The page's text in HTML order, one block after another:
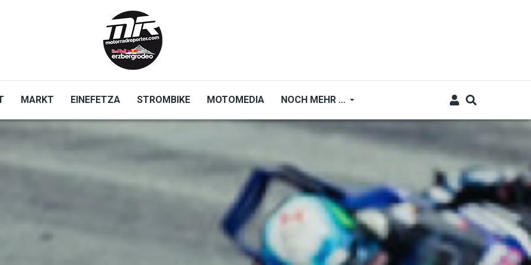
MARKT EINEFETZA STROMBIKE MOTOMEDIA NOCH MEHR ...